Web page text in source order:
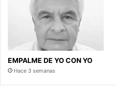
EMPALME DE YO CON YO
Hace 3 semanas